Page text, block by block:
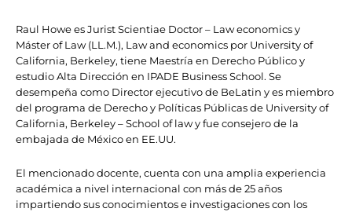
Raul Howe es Jurist Scientiae Doctor – Law economics y
Máster of Law (LL.M.), Law and economics por University of
California, Berkeley, tiene Maestría en Derecho Público y
estudio Alta Dirección en IPADE Business School. Se
desempeña como Director ejecutivo de BeLatin y es miembro
del programa de Derecho y Políticas Públicas de University of
California, Berkeley – School of law y fue consejero de la
embajada de México en EE.UU.
El mencionado docente, cuenta con una amplia experiencia
académica a nivel internacional con más de 25 años
impartiendo sus conocimientos e investigaciones con los